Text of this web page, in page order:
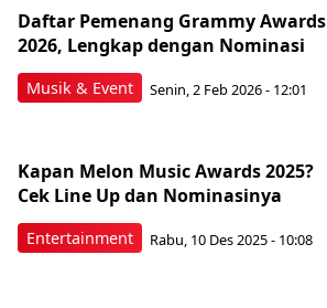
Musik & Event
Daftar Pemenang Grammy Awards
2026, Lengkap dengan Nominasi
Senin, 2 Feb 2026 - 12:01
Entertainment
Kapan Melon Music Awards 2025?
Cek Line Up dan Nominasinya
Rabu, 10 Des 2025 - 10:08